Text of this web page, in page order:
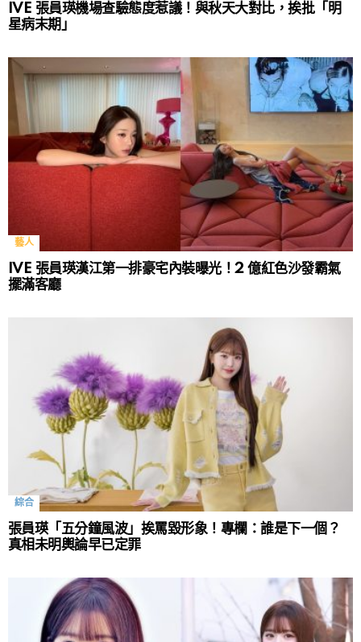
IVE 張員瑛機場查驗態度惹議！與秋天大對比，挨批「明
星病末期」
藝人
IVE 張員瑛漢江第一排豪宅內裝曝光！2 億紅色沙發霸氣
擺滿客廳
綜合
張員瑛「五分鐘風波」挨罵毀形象！專欄：誰是下一個？
真相未明輿論早已定罪